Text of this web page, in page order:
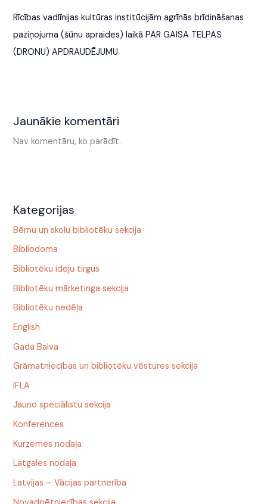
Rīcības vadlīnijas kultūras institūcijām agrīnās brīdināšanas
paziņojuma (šūnu apraides) laikā PAR GAISA TELPAS
(DRONU) APDRAUDĒJUMU
Jaunākie komentāri
Nav komentāru, ko parādīt.
Kategorijas
Bērnu un skolu bibliotēku sekcija
Bibliodoma
Bibliotēku ideju tirgus
Bibliotēku mārketinga sekcija
Bibliotēku nedēļa
English
Gada Balva
Grāmatniecības un bibliotēku vēstures sekcija
IFLA
Jauno speciālistu sekcija
Konferences
Kurzemes nodaļa
Latgales nodaļa
Latvijas – Vācijas partnerība